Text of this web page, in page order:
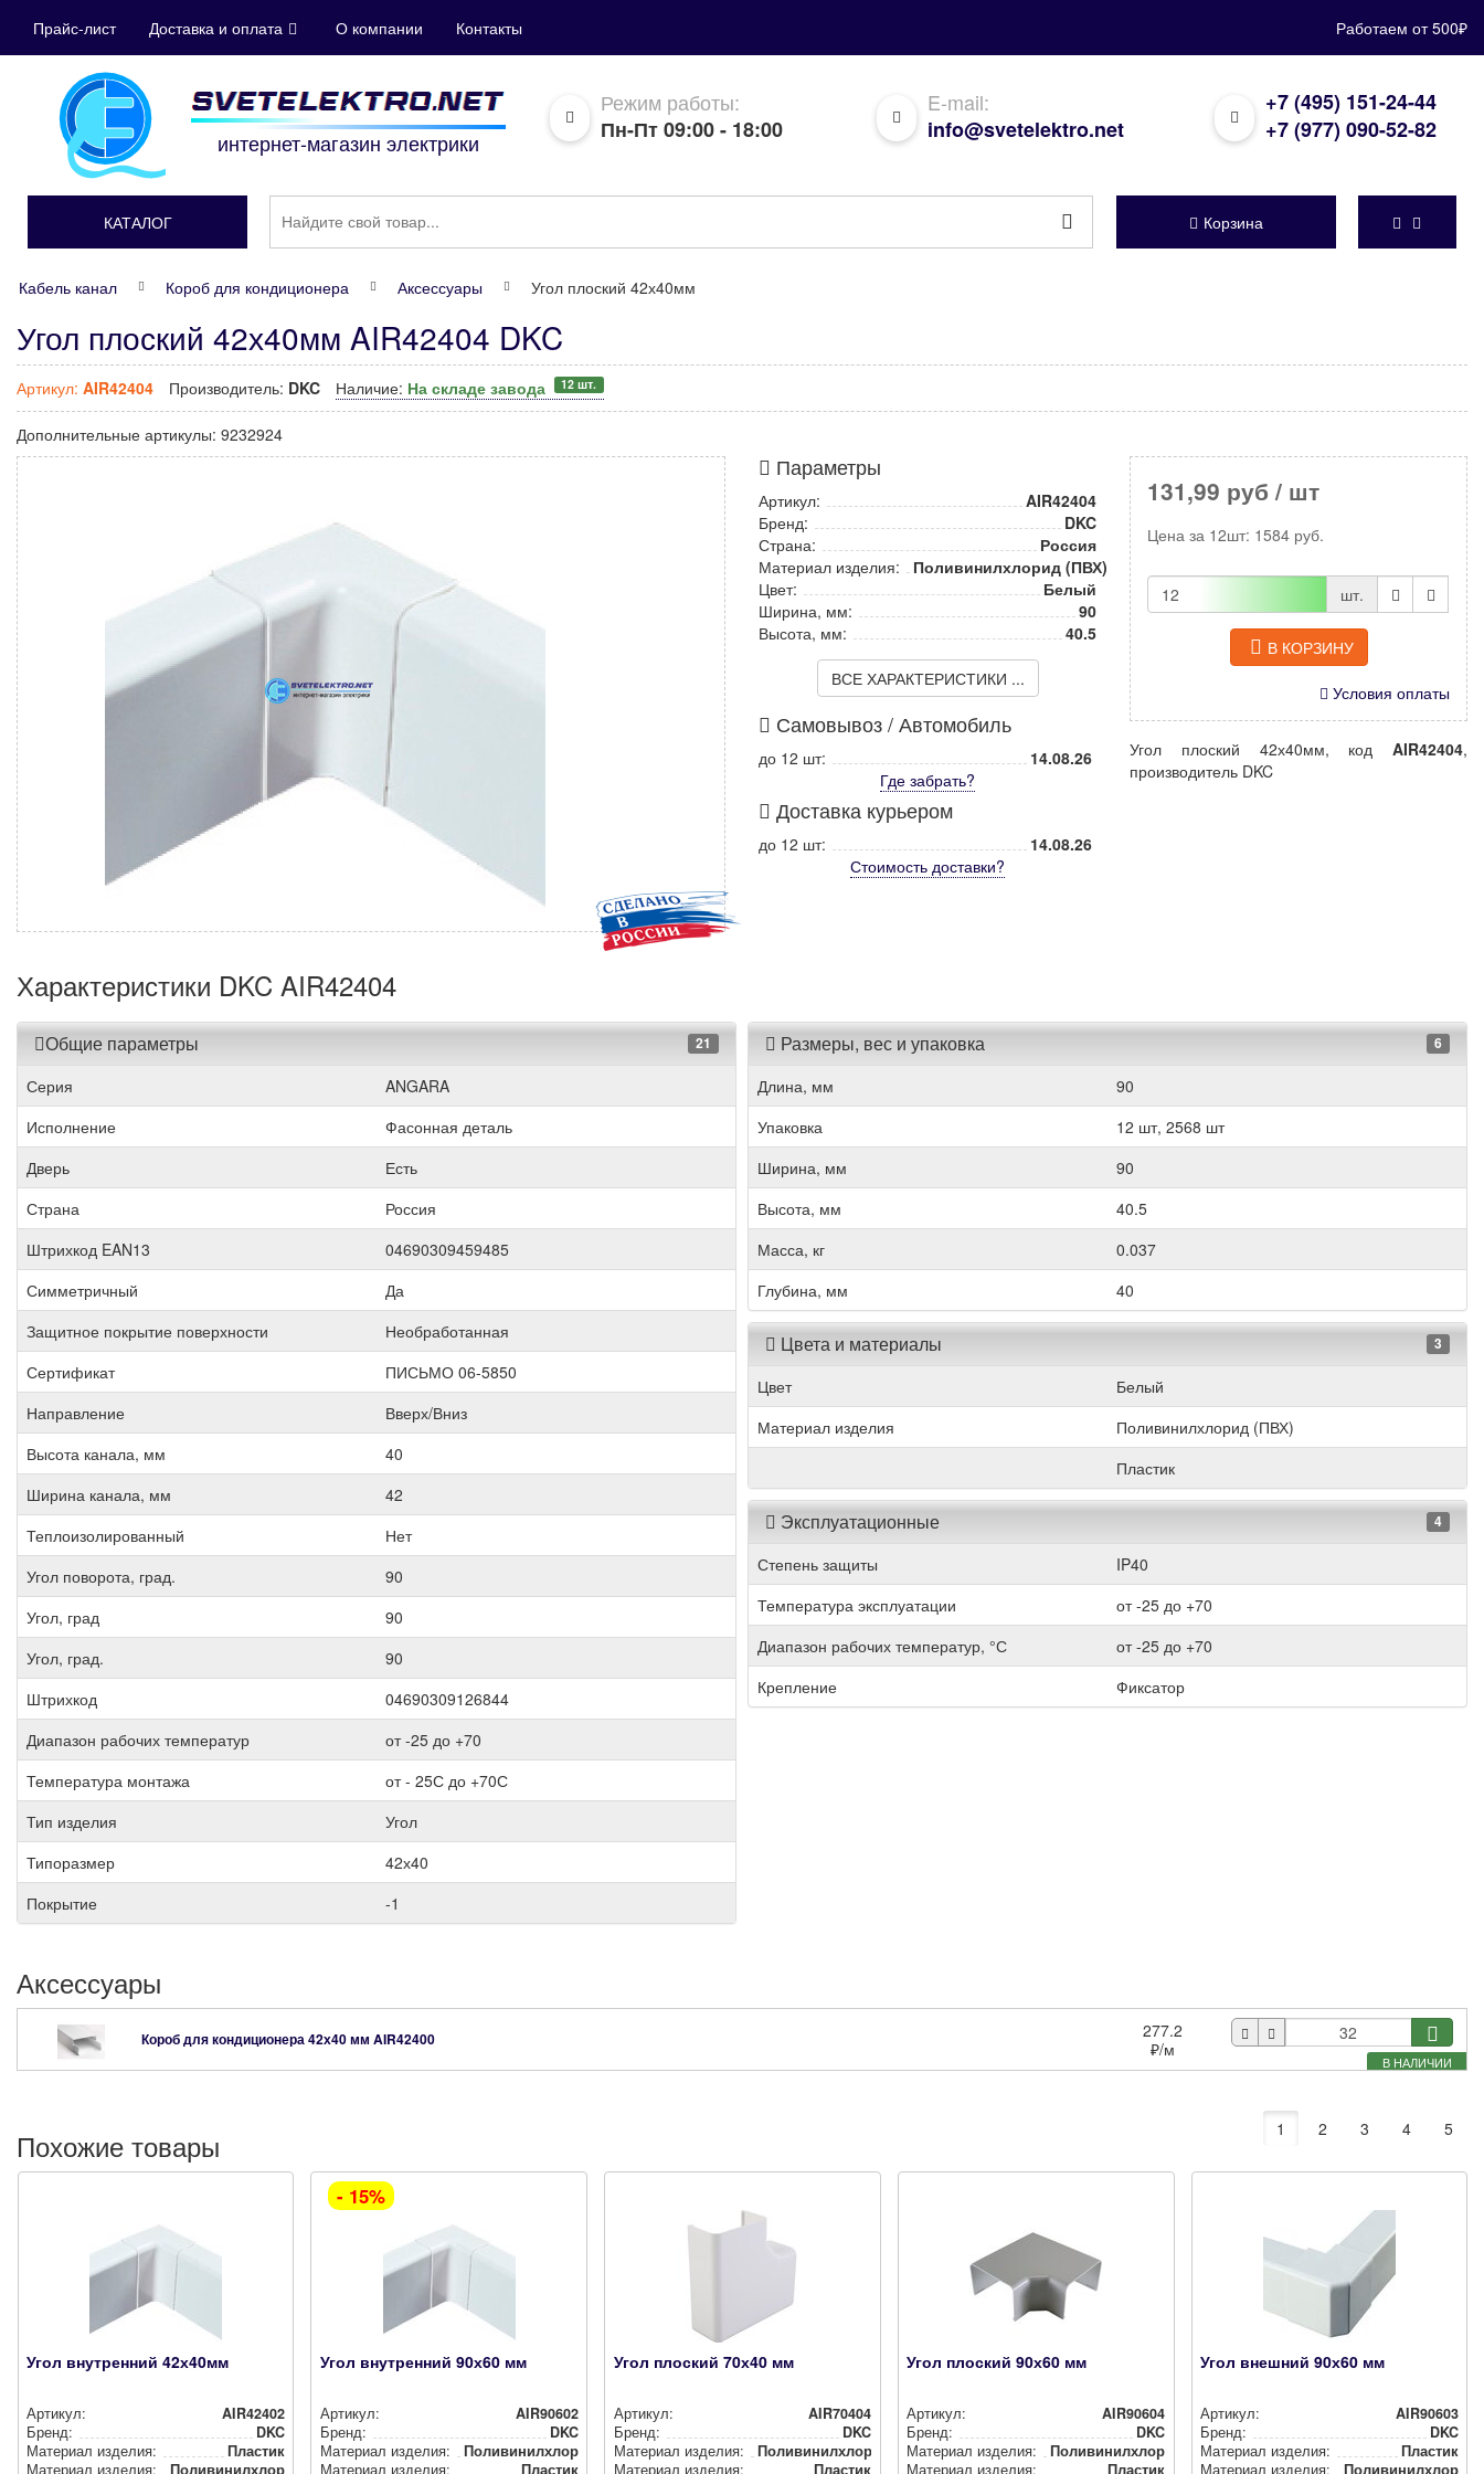
Прайс-лист Доставка и оплата О компании Контакты Работаем от 500₽
интернет-магазин электрики
Режим работы:
Пн-Пт 09:00 - 18:00
E-mail:
info@svetelektro.net
+7 (495) 151-24-44
+7 (977) 090-52-82
КАТАЛОГ Корзина
Кабель канал Короб для кондиционера Аксессуары Угол плоский 42х40мм
Угол плоский 42х40мм AIR42404 DKC
Артикул: AIR42404 Производитель: DKC Наличие: На складе завода 12 шт.
Дополнительные артикулы: 9232924
Параметры
Артикул:
AIR42404
Бренд:
DKC
Страна:
Россия
Материал изделия:
Поливинилхлорид (ПВХ)
Цвет:
Белый
Ширина, мм:
90
Высота, мм:
40.5
ВСЕ ХАРАКТЕРИСТИКИ ...
Самовывоз / Автомобиль
до 12 шт:
14.08.26
Где забрать?
Доставка курьером
до 12 шт:
14.08.26
Стоимость доставки?
131,99 руб / шт
Цена за 12шт: 1584 руб.
шт.
В КОРЗИНУ
Условия оплаты
Угол плоский 42х40мм, код AIR42404,
производитель DKC
Характеристики DKC AIR42404
Общие параметры 21
Серия
ANGARA
Исполнение
Фасонная деталь
Дверь
Есть
Страна
Россия
Штрихкод EAN13
04690309459485
Симметричный
Да
Защитное покрытие поверхности
Необработанная
Сертификат
ПИСЬМО 06-5850
Направление
Вверх/Вниз
Высота канала, мм
40
Ширина канала, мм
42
Теплоизолированный
Нет
Угол поворота, град.
90
Угол, град
90
Угол, град.
90
Штрихкод
04690309126844
Диапазон рабочих температур
от -25 до +70
Температура монтажа
от - 25С до +70С
Тип изделия
Угол
Типоразмер
42х40
Покрытие
-1
Размеры, вес и упаковка 6
Длина, мм
90
Упаковка
12 шт, 2568 шт
Ширина, мм
90
Высота, мм
40.5
Масса, кг
0.037
Глубина, мм
40
Цвета и материалы 3
Цвет
Белый
Материал изделия
Поливинилхлорид (ПВХ)
Пластик
Эксплуатационные 4
Степень защиты
IP40
Температура эксплуатации
от -25 до +70
Диапазон рабочих температур, °С
от -25 до +70
Крепление
Фиксатор
Аксессуары
В НАЛИЧИИ
Короб для кондиционера 42х40 мм AIR42400
277.2
₽/м
Похожие товары 1 2 3 4 5
Угол внутренний 42х40мм
Артикул:
AIR42402
Бренд:
DKC
Материал изделия:
Пластик
Материал изделия:
Поли­ви­нил­хло­рид (ПВХ)
- 15%
Угол внутренний 90х60 мм
Артикул:
AIR90602
Бренд:
DKC
Материал изделия:
Поли­ви­нил­хло­рид (ПВХ)
Материал изделия:
Пластик
Угол плоский 70х40 мм
Артикул:
AIR70404
Бренд:
DKC
Материал изделия:
Поли­ви­нил­хло­рид (ПВХ)
Материал изделия:
Пластик
Угол плоский 90х60 мм
Артикул:
AIR90604
Бренд:
DKC
Материал изделия:
Поли­ви­нил­хло­рид (ПВХ)
Материал изделия:
Пластик
Угол внешний 90х60 мм
Артикул:
AIR90603
Бренд:
DKC
Материал изделия:
Пластик
Материал изделия:
Поли­ви­нил­хло­рид